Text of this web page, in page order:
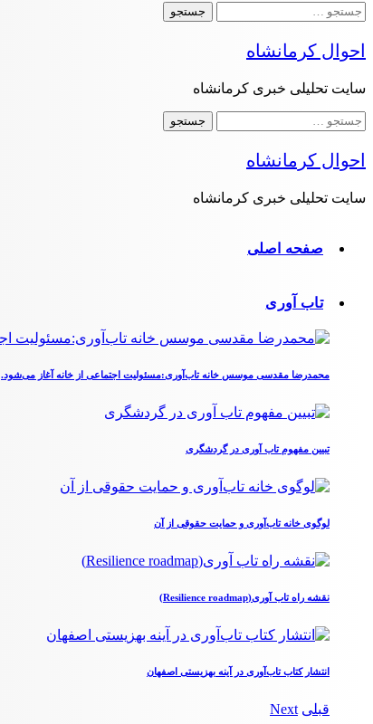
جستجو
برای:
احوال کرمانشاه
سایت تحلیلی خبری کرمانشاه
جستجو
برای:
احوال کرمانشاه
سایت تحلیلی خبری کرمانشاه
صفحه اصلی
تاب آوری
محمدرضا مقدسی موسس خانه تاب‌آوری:مسئولیت اجتماعی از خانه آغاز می‌شود.
تبیین مفهوم تاب آوری در گردشگری
لوگوی خانه تاب‌آوری و حمایت حقوقی از آن
نقشه راه تاب آوری(Resilience roadmap)
انتشار کتاب تاب‌آوری در آینه بهزیستی اصفهان
قبلی Next